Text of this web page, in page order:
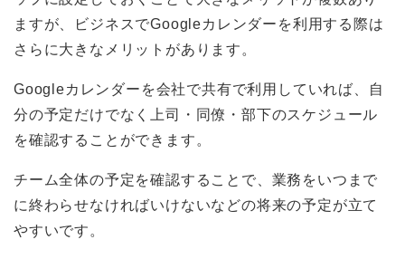
ますが、ビジネスでGoogleカレンダーを利用する際は
さらに大きなメリットがあります。
Googleカレンダーを会社で共有で利用していれば、自
分の予定だけでなく上司・同僚・部下のスケジュール
を確認することができます。
チーム全体の予定を確認することで、業務をいつまで
に終わらせなければいけないなどの将来の予定が立て
やすいです。